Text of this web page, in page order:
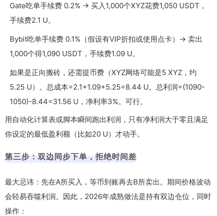
Gate吃单手续费 0.2% → 买入1,000个XYZ花费1,050 USDT，
手续费2.1 U。
Bybit吃单手续费 0.1%（假设有VIP折扣或使用点卡）→ 卖出
1,000个得1,090 USDT，手续费1.09 U。
如果是正向搬砖，还需提币费（XYZ网络可能是5 XYZ，约
5.25 U）。总成本=2.1+1.09+5.25=8.44 U。总利润=(1090-
1050)-8.44=31.56 U，净利率3%。可行。
用自动化计算表或脚本瞬间跑出利润，只有净利润大于零且满足
你设定的最低盈利额（比如20 U）才动手。
第三步：双边同步下单，拒绝时间差
最大忌讳：先在A所买入，等币到账再去B所卖出。期间价格波动
会轻易吞噬利润。因此，2026年成熟做法是持有双边仓位，同时
操作：